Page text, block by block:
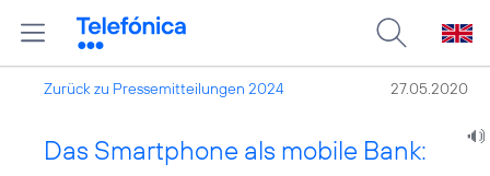
Zurück zu Pressemitteilungen 2024 27.05.2020
Das Smartphone als mobile Bank: